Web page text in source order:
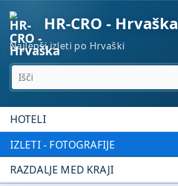
HR-CRO - Hrvaška
Najlepši izleti po Hrvaški
HOTELI
IZLETI - FOTOGRAFIJE
RAZDALJE MED KRAJI